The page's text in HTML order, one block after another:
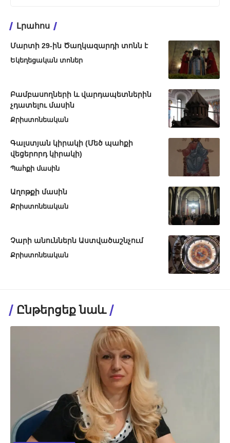
Լրահոս
Մարտի 29-ին Ծաղկազարդի տոնն է
Եկեղեցական տոներ
Բամբասողների և վարդապետներին
չդատելու մասին
Քրիստոնեական
Գալստյան կիրակի (Մեծ պահքի
վեցերորդ կիրակի)
Պահքի մասին
Աղոթքի մասին
Քրիստոնեական
Չարի անուններն Աստվածաշնչում
Քրիստոնեական
Ընթերցեք նաև